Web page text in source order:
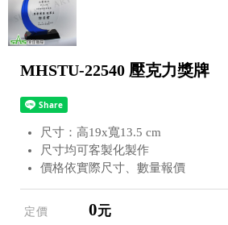
MHSTU-22540 壓克力獎牌
尺寸：高19x寬13.5 cm
尺寸均可客製化製作
價格依實際尺寸、數量報價
定價 0元